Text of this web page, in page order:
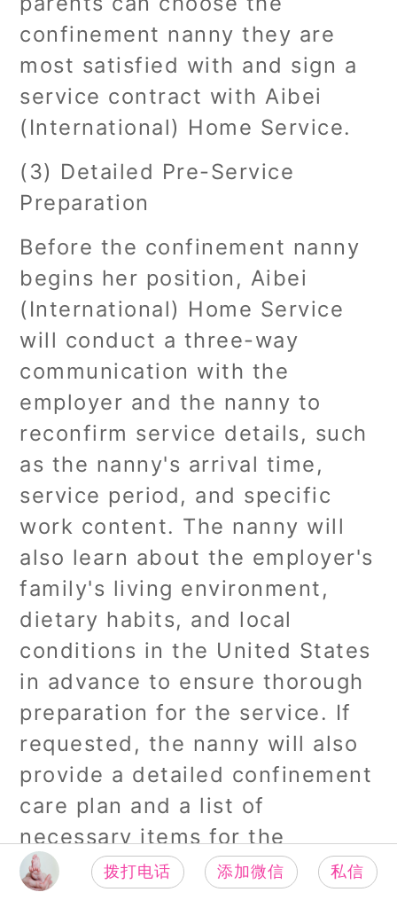
拨打电话 添加微信 私信
confinement nanny they are
most satisfied with and sign a
service contract with Aibei
(International) Home Service.
(3) Detailed Pre-Service
Preparation
Before the confinement nanny
begins her position, Aibei
(International) Home Service
will conduct a three-way
communication with the
employer and the nanny to
reconfirm service details, such
as the nanny's arrival time,
service period, and specific
work content. The nanny will
also learn about the employer's
family's living environment,
dietary habits, and local
conditions in the United States
in advance to ensure thorough
preparation for the service. If
requested, the nanny will also
provide a detailed confinement
care plan and a list of
necessary items for the
employer to prepare in
首页 视频 发布 问答 我的